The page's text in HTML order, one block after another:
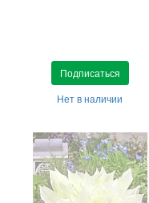
Подписаться
Нет в наличии